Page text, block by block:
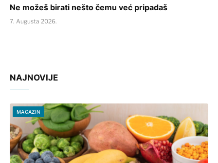
Ne možeš birati nešto čemu već pripadaš
7. Augusta 2026.
NAJNOVIJE
MAGAZIN